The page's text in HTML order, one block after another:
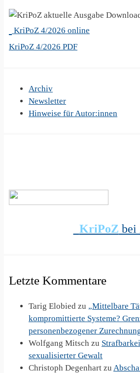
KriPoZ 4/2026 online
KriPoZ 4/2026 PDF
Archiv
Newsletter
Hinweise für Autor:innen
KriPoZ bei
Letzte Kommentare
Tarig Elobied zu „Mittelbare
kompromittierte Systeme?
personenbezogener
Wolfgang Mitsch zu
sexualisierter Gewalt
Christoph Degenhart zu